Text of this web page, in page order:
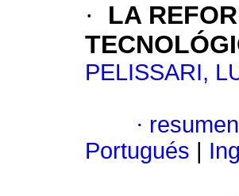
·
LA
PELISSARI,
·
Portugués